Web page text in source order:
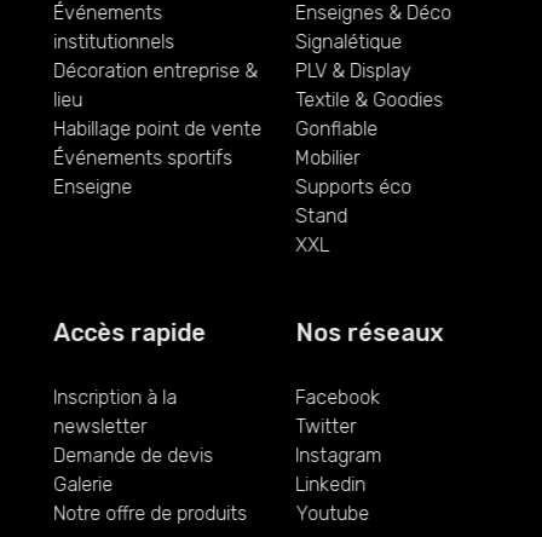
Événements
institutionnels
Décoration entreprise &
lieu
Habillage point de vente
Événements sportifs
Enseigne
Enseignes & Déco
Signalétique
PLV & Display
Textile & Goodies
Gonflable
Mobilier
Supports éco
Stand
XXL
Accès rapide
Inscription à la
newsletter
Demande de devis
Galerie
Notre offre de produits
Nos réseaux
Facebook
Twitter
Instagram
Linkedin
Youtube